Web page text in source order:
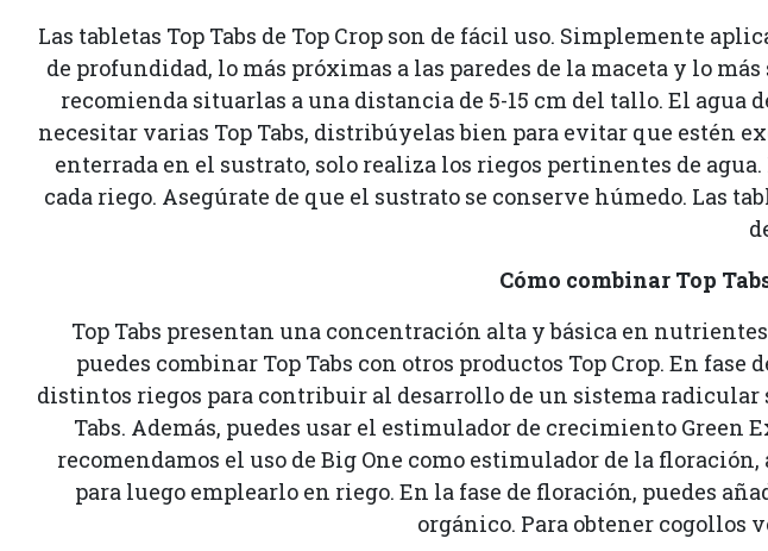
Las tabletas Top Tabs de Top Crop son de fácil uso. Simplemente
de profundidad, lo más próximas a las paredes de la maceta y lo
recomienda situarlas a una distancia de 5-15 cm del tallo. El
necesitar varias Top Tabs, distribúyelas bien para evitar que estén
enterrada en el sustrato, solo realiza los riegos pertinentes de
cada riego. Asegúrate de que el sustrato se conserve húmedo. Las
Cómo combinar Top
Top Tabs presentan una concentración alta y básica en
puedes combinar Top Tabs con otros productos Top Crop. En
distintos riegos para contribuir al desarrollo de un sistema
Tabs. Además, puedes usar el estimulador de crecimiento
recomendamos el uso de Big One como estimulador de la
para luego emplearlo en riego. En la fase de floración, puedes
orgánico. Para obtener cogollos